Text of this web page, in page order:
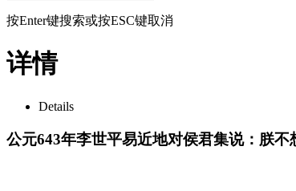
按Enter键搜索或按ESC键取消
详情
Details
公元643年李世平易近地对侯君集说：朕不